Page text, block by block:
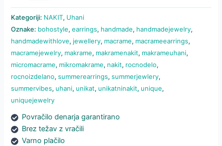
Kategoriji: NAKIT, Uhani
Oznake: bohostyle,earrings, handmade, handmadejewelry,
handmadewithlove, jewellery, macrame, macrameearrings,
macramejewelry, makrame, makramenakit, makrameuhani,
micromacrame, mikromakrame, nakit, rocnodelo,
rocnoizdelano,summerearrings,summerjewlery,
summervibes, uhani, unikat, unikatninakit, unique,
uniquejewelry
Povračilo denarja garantirano
Brez težav z vračili
Varno plačilo